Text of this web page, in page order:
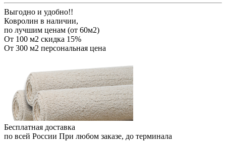
Выгодно и удобно!!
Ковролин в наличии,
по лучшим ценам (от 60м2)
От 100 м2 скидка 15%
От 300 м2 персональная цена
Бесплатная доставка
по всей России При любом заказе, до терминала